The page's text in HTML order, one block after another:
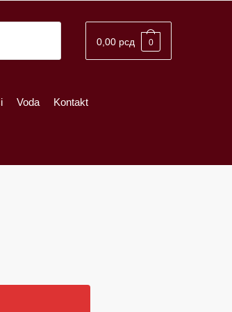
0,00 рсд 0
Voda Kontakt